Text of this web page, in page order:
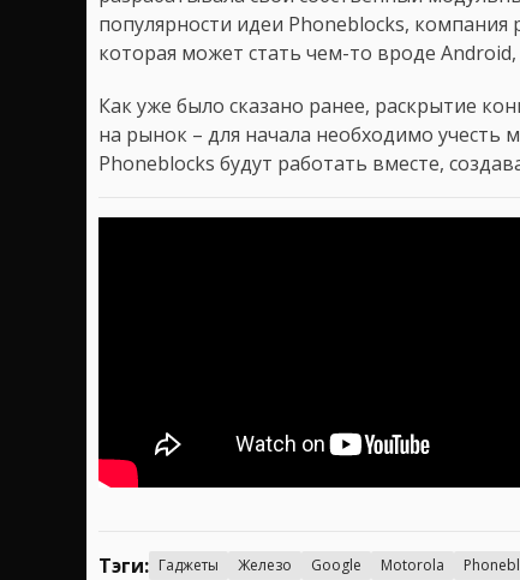
популярности идеи Phoneblocks,
которая может стать чем-то вроде
Как уже было сказано ранее, раскрытие
на рынок – для начала необходимо
Phoneblocks будут работать вместе,
Тэги: Гаджеты Железо Google Motorola